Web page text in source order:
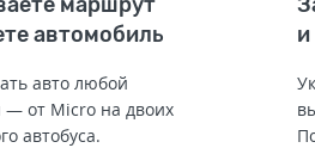
автомобиль
авто любой
— от Micro на двоих
автобуса.